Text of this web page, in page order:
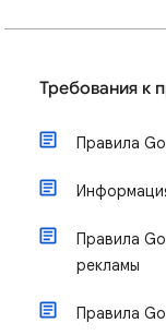
Требования к
Правила
Правила
рекламы
Правила